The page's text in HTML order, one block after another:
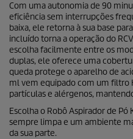
Com uma autonomia de 90
eficiência sem interrupções
baixa, ele retorna à sua base
incluído torna a operação do
escolha facilmente entre os
duplas, ele oferece uma
queda protege o aparelho de
ml vem equipado com um filtro
partículas e alérgenos,
Escolha o Robô Aspirador de Pó
sempre limpa e um ambiente
da sua parte.